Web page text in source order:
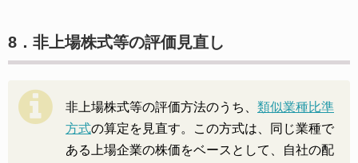
8．非上場株式等の評価見直し
非上場株式等の評価方法のうち、 類似業種比準
方式の算定を見直す。この方式は、同じ業種で
ある上場企業の株価をベースとして、自社の配